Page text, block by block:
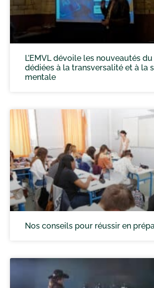
L’EMVL dévoile les nouveautés du
dédiées à la transversalité et à la
mentale
Nos conseils pour réussir en